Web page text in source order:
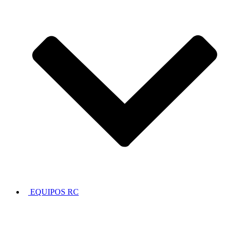
EQUIPOS RC